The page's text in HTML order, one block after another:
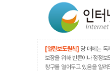
[열린보도원칙] 당 매체는 독
보장을 위해 반론이나 정정
창구를 열어두고 있음을 알려